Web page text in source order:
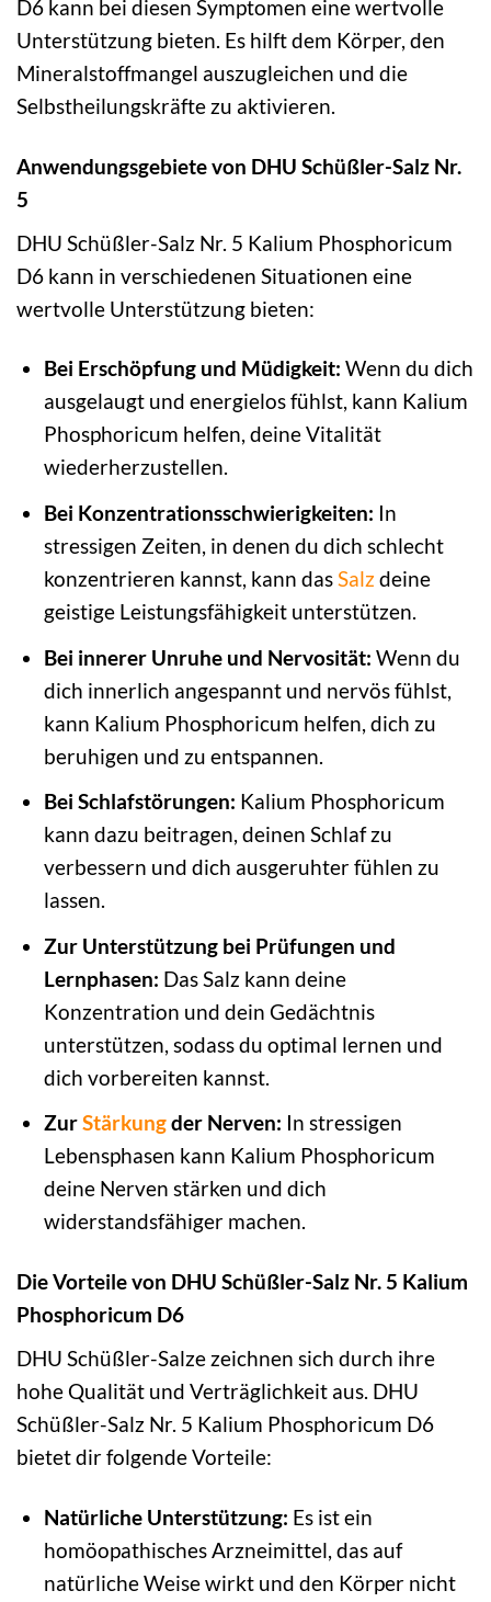
D6 kann bei diesen Symptomen eine wertvolle
Unterstützung bieten. Es hilft dem Körper, den
Mineralstoffmangel auszugleichen und die
Selbstheilungskräfte zu aktivieren.
Anwendungsgebiete von DHU Schüßler-Salz Nr.
5
DHU Schüßler-Salz Nr. 5 Kalium Phosphoricum
D6 kann in verschiedenen Situationen eine
wertvolle Unterstützung bieten:
Bei Erschöpfung und Müdigkeit: Wenn du dich
ausgelaugt und energielos fühlst, kann Kalium
Phosphoricum helfen, deine Vitalität
wiederherzustellen.
Bei Konzentrationsschwierigkeiten: In
stressigen Zeiten, in denen du dich schlecht
konzentrieren kannst, kann dasSalzdeine
geistige Leistungsfähigkeit unterstützen.
Bei innerer Unruhe und Nervosität: Wenn du
dich innerlich angespannt und nervös fühlst,
kann Kalium Phosphoricum helfen, dich zu
beruhigen und zu entspannen.
Bei Schlafstörungen: Kalium Phosphoricum
kann dazu beitragen, deinen Schlaf zu
verbessern und dich ausgeruhter fühlen zu
lassen.
Zur Unterstützung bei Prüfungen und
Lernphasen: Das Salz kann deine
Konzentration und dein Gedächtnis
unterstützen, sodass du optimal lernen und
dich vorbereiten kannst.
ZurStärkungder Nerven: In stressigen
Lebensphasen kann Kalium Phosphoricum
deine Nerven stärken und dich
widerstandsfähiger machen.
Die Vorteile von DHU Schüßler-Salz Nr. 5 Kalium
Phosphoricum D6
DHU Schüßler-Salze zeichnen sich durch ihre
hohe Qualität und Verträglichkeit aus. DHU
Schüßler-Salz Nr. 5 Kalium Phosphoricum D6
bietet dir folgende Vorteile:
Natürliche Unterstützung: Es ist ein
homöopathisches Arzneimittel, das auf
natürliche Weise wirkt und den Körper nicht